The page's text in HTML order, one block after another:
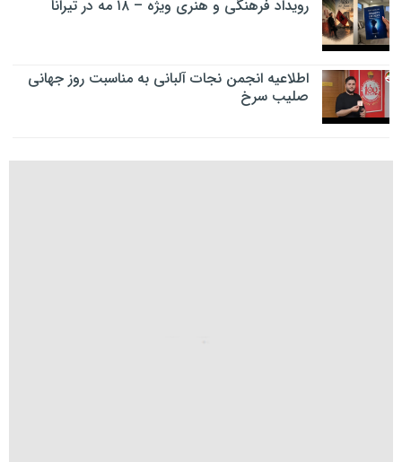
رویداد فرهنگی و هنری ویژه – ۱۸ مه در تیرانا
اطلاعیه انجمن نجات آلبانی به مناسبت روز جهانی
صلیب سرخ